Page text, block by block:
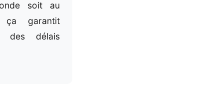
soit au
garantit
des délais